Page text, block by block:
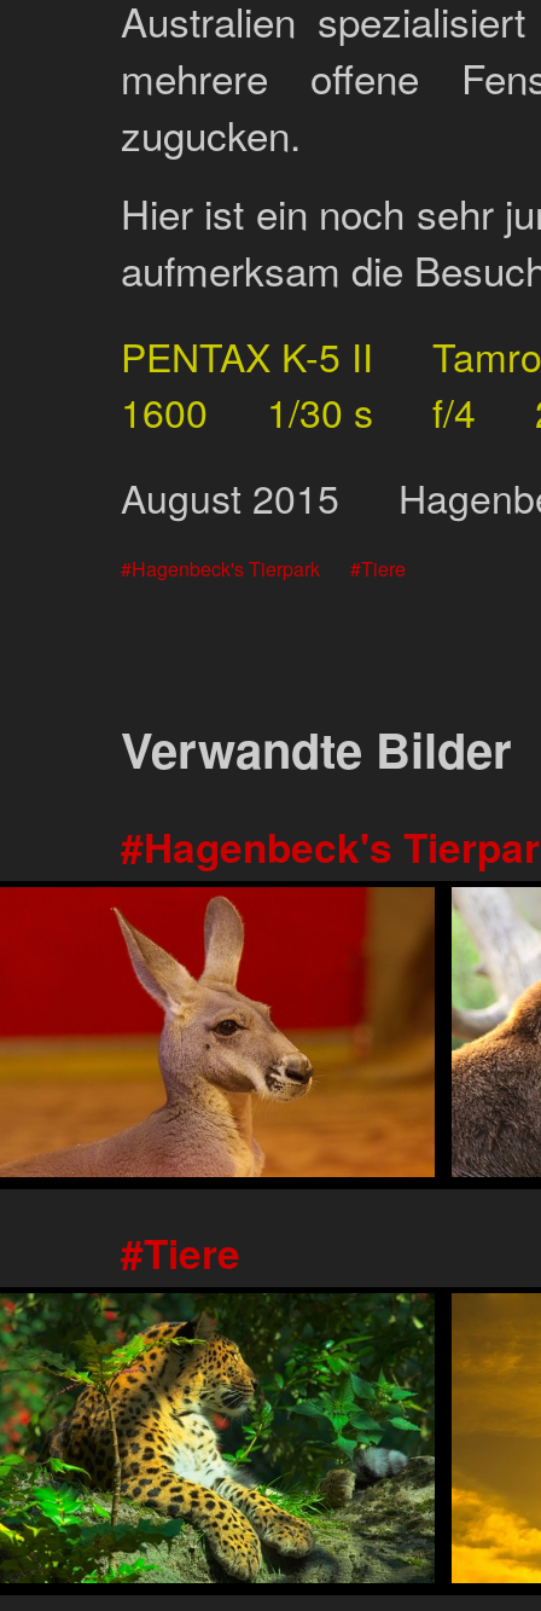
Australien
mehrere offene
zugucken.
Hier ist ein noch sehr
aufmerksam die
PENTAX K-5 II
1600
1/30 s f/4
August 2015
Hagenbeck's Tierpark Tiere
Verwandte Bilder
Hagenbeck's
Tiere